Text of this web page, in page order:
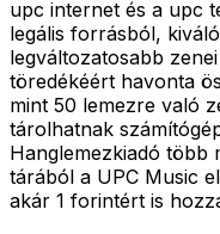
upc internet és a upc
legális forrásból,
legváltozatosabb
töredékéért havonta
mint 50 lemezre való
tárolhatnak
Hanglemezkiadó több
tárából a UPC Music
akár 1 forintért is